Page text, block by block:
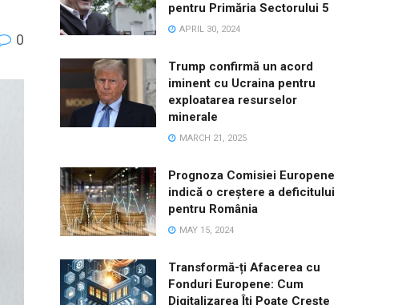
0
pentru Primăria Sectorului 5
APRIL 30, 2024
Trump confirmă un acord
iminent cu Ucraina pentru
exploatarea resurselor
minerale
MARCH 21, 2025
Prognoza Comisiei Europene
indică o creștere a deficitului
pentru România
MAY 15, 2024
Transformă-ți Afacerea cu
Fonduri Europene: Cum
Digitalizarea Îți Poate Crește